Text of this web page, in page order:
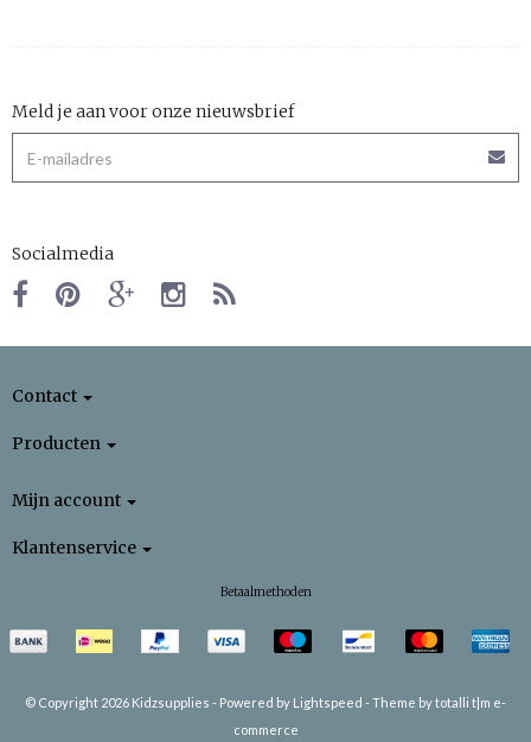
Meld je aan voor onze nieuwsbrief
Socialmedia
Contact
Producten
Mijn account
Klantenservice
Betaalmethoden
© Copyright 2026 Kidzsupplies - Powered by Lightspeed -Theme by totalli t|m e-
commerce